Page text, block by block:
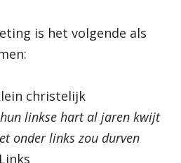
is het volgende als
christelijk
linkse hart al jaren kwijt
onder links zou durven